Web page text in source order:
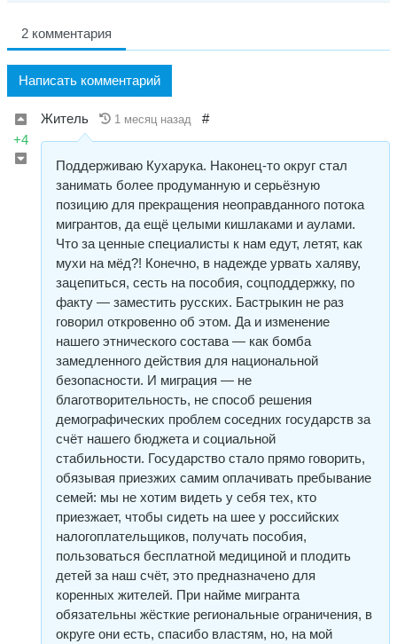
2 комментария
Написать комментарий
+4
Житель 1 месяц назад #
Поддерживаю Кухарука. Наконец-то округ стал
занимать более продуманную и серьёзную
позицию для прекращения неоправданного потока
мигрантов, да ещё целыми кишлаками и аулами.
Что за ценные специалисты к нам едут, летят, как
мухи на мёд?! Конечно, в надежде урвать халяву,
зацепиться, сесть на пособия, соцподдержку, по
факту — заместить русских. Бастрыкин не раз
говорил откровенно об этом. Да и изменение
нашего этнического состава — как бомба
замедленного действия для национальной
безопасности. И миграция — не
благотворительность, не способ решения
демографических проблем соседних государств за
счёт нашего бюджета и социальной
стабильности. Государство стало прямо говорить,
обязывая приезжих самим оплачивать пребывание
семей: мы не хотим видеть у себя тех, кто
приезжает, чтобы сидеть на шее у российских
налогоплательщиков, получать пособия,
пользоваться бесплатной медициной и плодить
детей за наш счёт, это предназначено для
коренных жителей. При найме мигранта
обязательны жёсткие региональные ограничения, в
округе они есть, спасибо властям, но, на мой